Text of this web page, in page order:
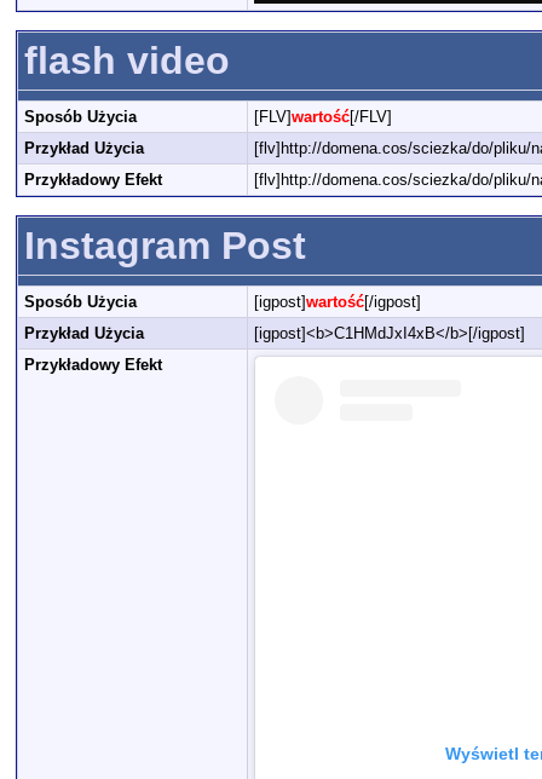
flash video
Sposób Użycia [FLV]wartość[/FLV]
Przykład Użycia
[flv]http://domena.cos/sciezka/do/pliku/
Przykładowy Efekt
[flv]http://domena.cos/sciezka/do/pliku/
Instagram Post
Sposób Użycia [igpost]wartość[/igpost]
Przykład Użycia
[igpost]<b>C1HMdJxI4xB</b>[/igpost]
Przykładowy Efekt
Wyświetl